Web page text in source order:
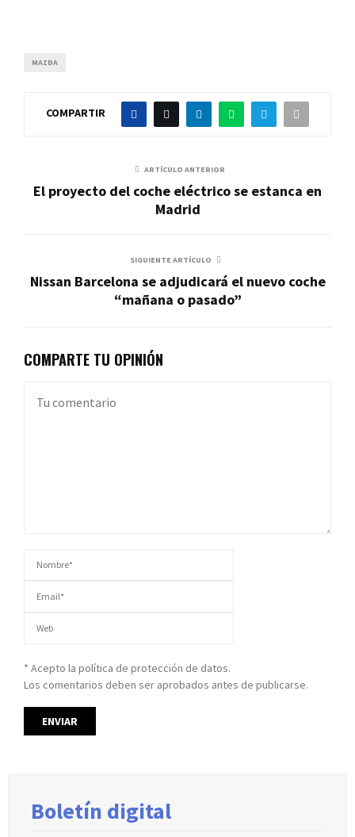
MAZDA
COMPARTIR
ARTÍCULO ANTERIOR
El proyecto del coche eléctrico se estanca en
Madrid
SIGUIENTE ARTÍCULO
Nissan Barcelona se adjudicará el nuevo coche
“mañana o pasado”
COMPARTE TU OPINIÓN
* Acepto la política de protección de datos.
Los comentarios deben ser aprobados antes de publicarse.
Boletín digital